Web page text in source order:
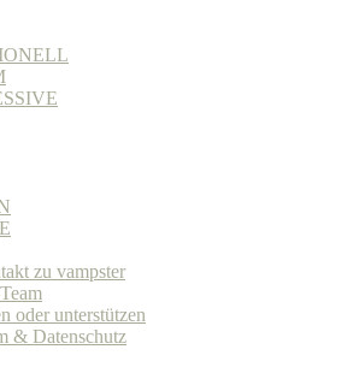
zu vampster
oder unterstützen
& Datenschutz